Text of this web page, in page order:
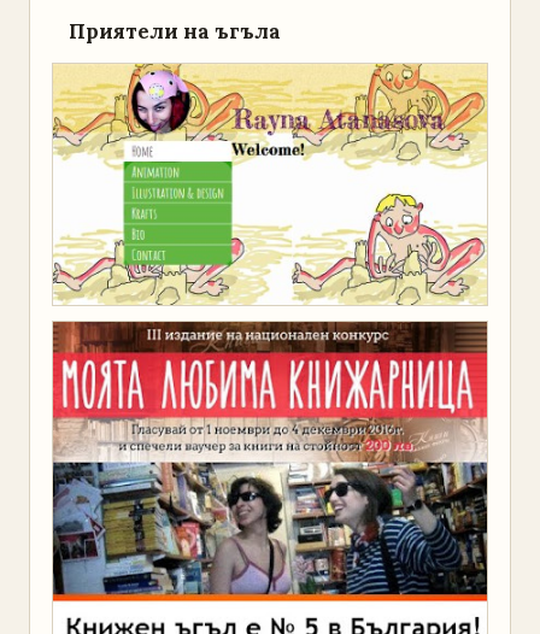
Приятели на ъгъла